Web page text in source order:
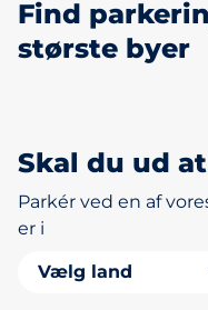
Find
største byer
København
Skal du ud
Parkér ved en af
er i
Vælg land